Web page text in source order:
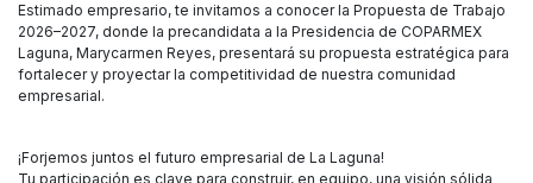
Estimado empresario, te invitamos a conocer la Propuesta de Trabajo
2026–2027, donde la precandidata a la Presidencia de COPARMEX
Laguna, Marycarmen Reyes, presentará su propuesta estratégica para
fortalecer y proyectar la competitividad de nuestra comunidad
empresarial.
¡Forjemos juntos el futuro empresarial de La Laguna!
Tu participación es clave para construir, en equipo, una visión sólida